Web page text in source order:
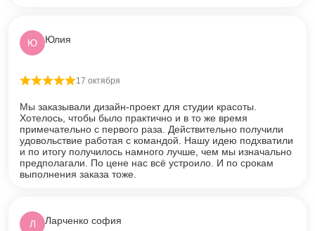
Ю Юлия
Оценка 5из 5
17 октября
Мы заказывали дизайн-проект для студии красоты.
Хотелось, чтобы было практично и в то же время
примечательно с первого раза. Действительно получили
удовольствие работая с командой. Нашу идею подхватили
и по итогу получилось намного лучше, чем мы изначально
предполагали. По цене нас всё устроило. И по срокам
выполнения заказа тоже.
Л Ларченко софия